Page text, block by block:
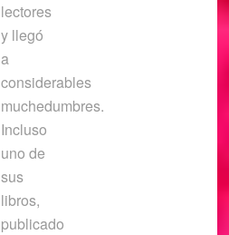
lectores
y llegó
a
considerables
muchedumbres.
Incluso
uno de
sus
libros,
publicado